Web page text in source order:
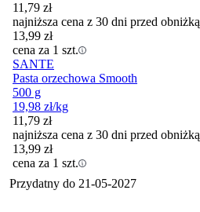
11,79 zł
najniższa cena z 30 dni przed obniżką
13,99 zł
cena za 1 szt.
SANTE
Pasta orzechowa Smooth
500 g
19,98 zł/kg
11,79 zł
najniższa cena z 30 dni przed obniżką
13,99 zł
cena za 1 szt.
Przydatny do 21-05-2027